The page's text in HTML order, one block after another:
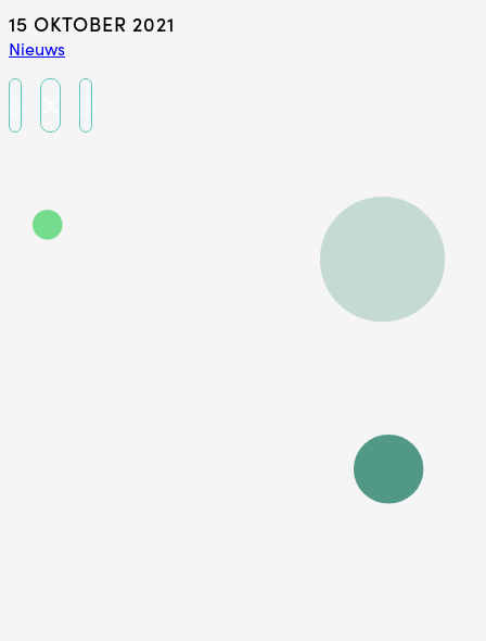
15 OKTOBER 2021
Nieuws